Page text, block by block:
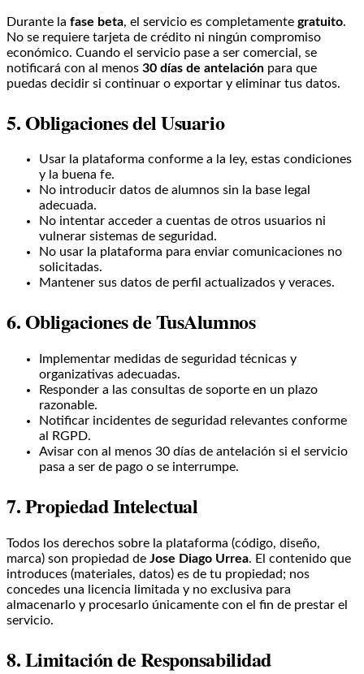
Durante la fase beta, el servicio es completamente gratuito.
No se requiere tarjeta de crédito ni ningún compromiso
económico. Cuando el servicio pase a ser comercial, se
notificará con al menos 30 días de antelación para que
puedas decidir si continuar o exportar y eliminar tus datos.
5. Obligaciones del Usuario
Usar la plataforma conforme a la ley, estas condiciones
y la buena fe.
No introducir datos de alumnos sin la base legal
adecuada.
No intentar acceder a cuentas de otros usuarios ni
vulnerar sistemas de seguridad.
No usar la plataforma para enviar comunicaciones no
solicitadas.
Mantener sus datos de perfil actualizados y veraces.
6. Obligaciones de TusAlumnos
Implementar medidas de seguridad técnicas y
organizativas adecuadas.
Responder a las consultas de soporte en un plazo
razonable.
Notificar incidentes de seguridad relevantes conforme
al RGPD.
Avisar con al menos 30 días de antelación si el servicio
pasa a ser de pago o se interrumpe.
7. Propiedad Intelectual
Todos los derechos sobre la plataforma (código, diseño,
marca) son propiedad de Jose Diago Urrea. El contenido que
introduces (materiales, datos) es de tu propiedad; nos
concedes una licencia limitada y no exclusiva para
almacenarlo y procesarlo únicamente con el fin de prestar el
servicio.
8. Limitación de Responsabilidad